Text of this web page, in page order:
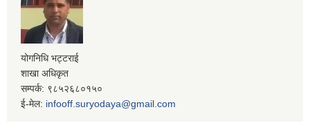
योगनिधि भट्टराई
शाखा अधिकृत
सम्पर्क: ९८५२६८०१५०
ई-मेल: infooff.suryodaya@gmail.com